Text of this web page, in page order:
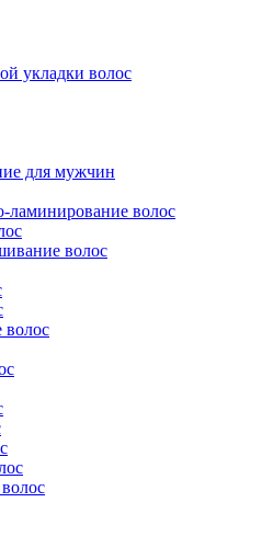
укладки волос
для мужчин
ламинирование волос
волос
волос